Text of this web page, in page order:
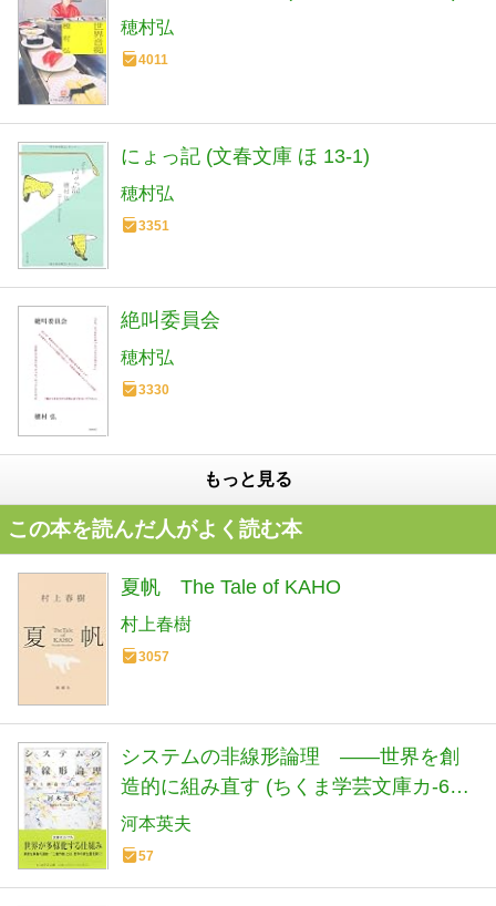
穂村弘
4011
にょっ記 (文春文庫 ほ 13-1)
穂村弘
3351
絶叫委員会
穂村弘
3330
もっと見る
この本を読んだ人がよく読む本
夏帆 The Tale of KAHO
村上春樹
3057
システムの非線形論理 ――世界を創
造的に組み直す (ちくま学芸文庫カ-64-
1)
河本英夫
57